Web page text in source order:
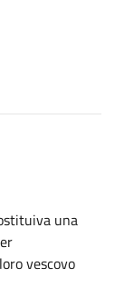
una
vescovo